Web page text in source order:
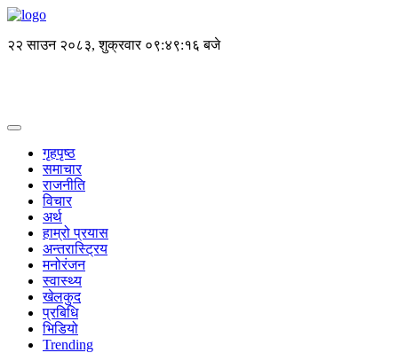
२२ साउन २०८३, शुक्रवार ०९:४९:१६ बजे
गृहपृष्ठ
समाचार
राजनीति
विचार
अर्थ
हाम्रो प्रयास
अन्तरास्ट्रिय
मनोरंजन
स्वास्थ्य
खेलकुद
प्रबिधि
भिडियो
Trending